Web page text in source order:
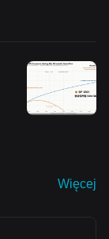
Więcej